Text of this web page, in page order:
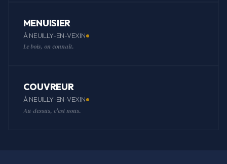
MENUISIER
À NEUILLY-EN-VEXIN
Le bois, on connaît.
COUVREUR
À NEUILLY-EN-VEXIN
Au-dessus, c'est nous.